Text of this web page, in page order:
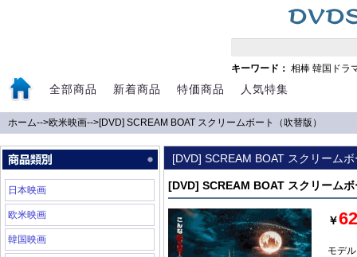
キーワード： 相棒 韓国ドラ
全部商品 新着商品 特価商品 人気特集
ホーム-->欧米映画-->[DVD] SCREAM BOAT スクリームボート（吹替版）
日本映画
欧米映画
韓国映画
[DVD] SCREAM BOAT スクリーム
[DVD] SCREAM BOAT スクリーム
￥
モデ